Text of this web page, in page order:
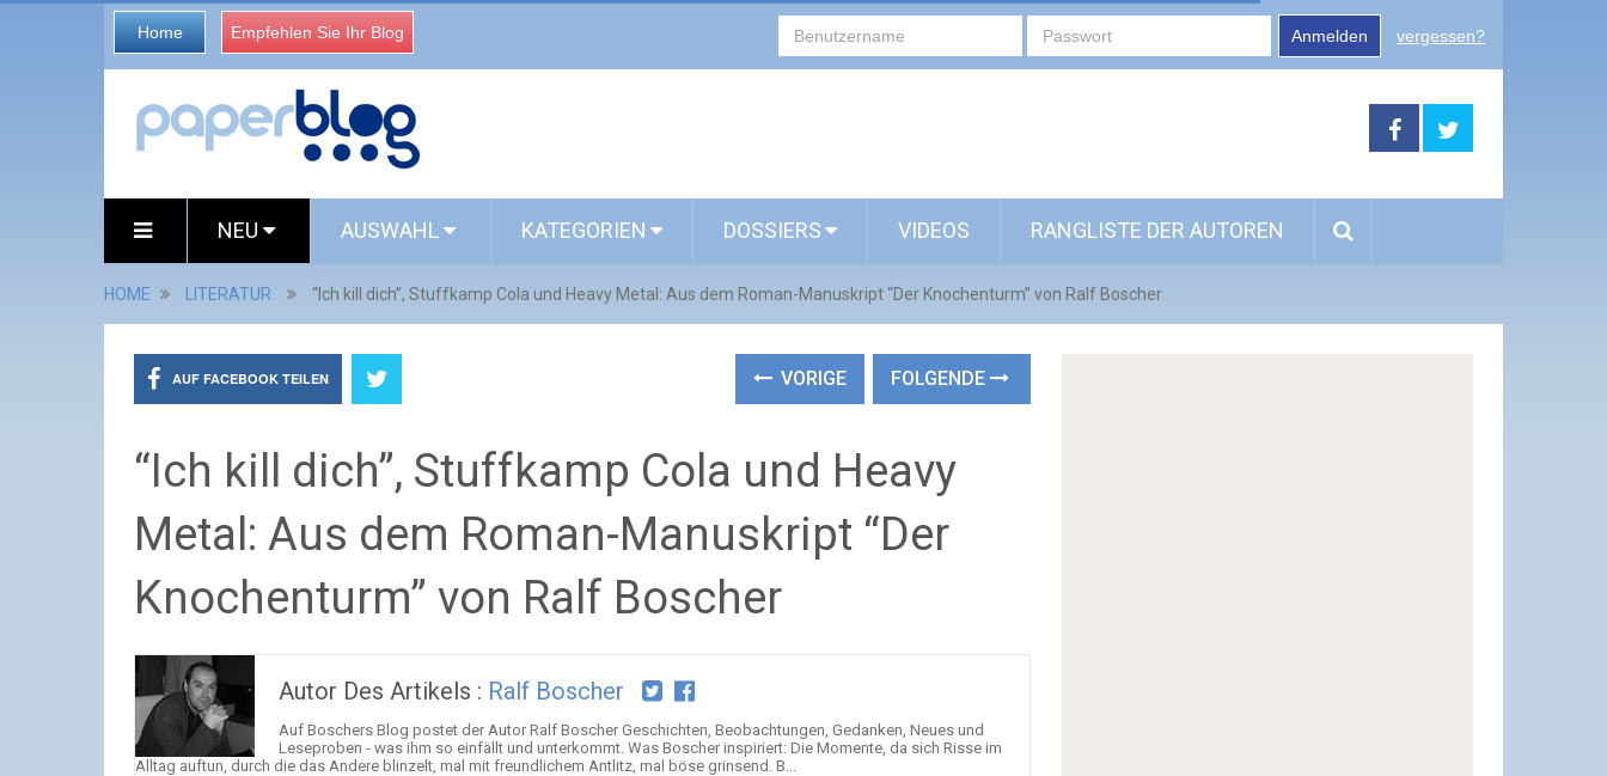
Home Empfehlen Sie Ihr Blog Anmelden vergessen?
NEU AUSWAHL KATEGORIEN DOSSIERS VIDEOS RANGLISTE DER AUTOREN
HOME LITERATUR “Ich kill dich”, Stuffkamp Cola und Heavy Metal: Aus dem Roman-Manuskript “Der Knochenturm” von Ralf Boscher
AUF FACEBOOK TEILEN VORIGE FOLGENDE
“Ich kill dich”, Stuffkamp Cola und Heavy
Metal: Aus dem Roman-Manuskript “Der
Knochenturm” von Ralf Boscher
Autor Des Artikels : Ralf Boscher
Auf Boschers Blog postet der Autor Ralf Boscher Geschichten, Beobachtungen, Gedanken, Neues und
Leseproben - was ihm so einfällt und unterkommt. Was Boscher inspiriert: Die Momente, da sich Risse im
Alltag auftun, durch die das Andere blinzelt, mal mit freundlichem Antlitz, mal böse grinsend. B...